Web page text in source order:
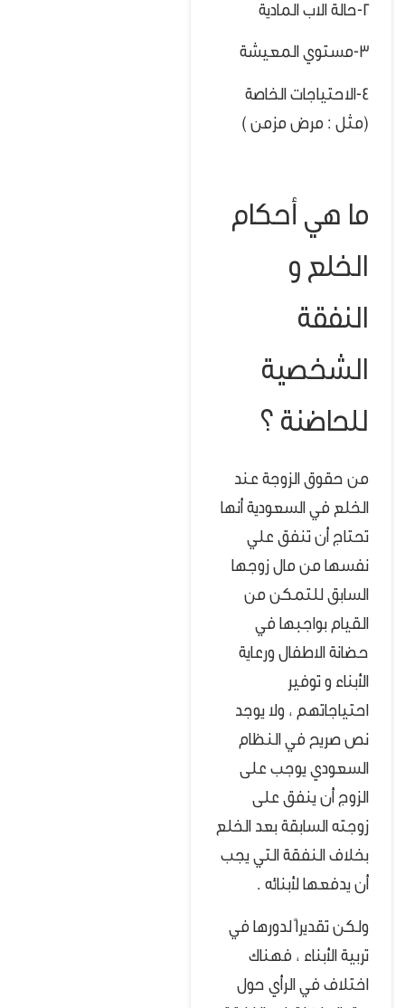
2-حالة الاب المادية
3-مستوي المعيشة
4-الاحتياجات الخاصة
(مثل : مرض مزمن )
ما هي أحكام
الخلع و
النفقة
الشخصية
للحاضنة ؟
من حقوق الزوجة عند
الخلع في السعودية أنها
تحتاج أن تنفق علي
نفسها من مال زوجها
السابق للتمكن من
القيام بواجبها في
حضانة الاطفال ورعاية
الأبناء و توفير
احتياجاتهم ، ولا يوجد
نص صريح في النظام
السعودي يوجب على
الزوج أن ينفق على
زوجته السابقة بعد الخلع
بخلاف النفقة التي يجب
أن يدفعها لأبنائه .
ولكن تقديراً لدورها في
تربية الأبناء ، فهناك
اختلاف في الرأي حول